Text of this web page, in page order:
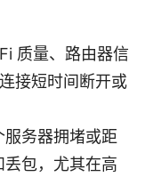
质量、路由器信
接短时间断开或
务器拥堵或距
包，尤其在高